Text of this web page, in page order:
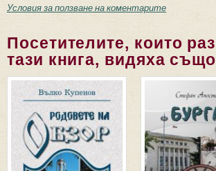
Условия за ползване на коментарите
Посетителите, които
тази книга, видяха